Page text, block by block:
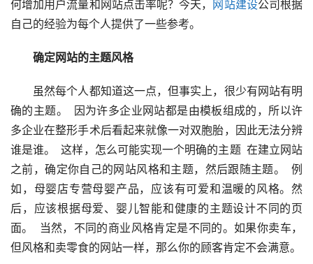
何增加用户流量和网站点击率呢？今天， 网站建设公司根据
自己的经验为每个人提供了一些参考。
确定网站的主题风格
虽然每个人都知道这一点，但事实上，很少有网站有明
确的主题。  因为许多企业网站都是由模板组成的，所以许
多企业在整形手术后看起来就像一对双胞胎，因此无法分辨
谁是谁。  这样，怎么可能实现一个明确的主题  在建立网站
之前，确定你自己的网站风格和主题，然后跟随主题。  例
如，母婴店专营母婴产品，应该有可爱和温暖的风格。然
后，应该根据母爱、婴儿智能和健康的主题设计不同的页
面。  当然，不同的商业风格肯定是不同的。如果你卖车，
但风格和卖零食的网站一样，那么你的顾客肯定不会满意。